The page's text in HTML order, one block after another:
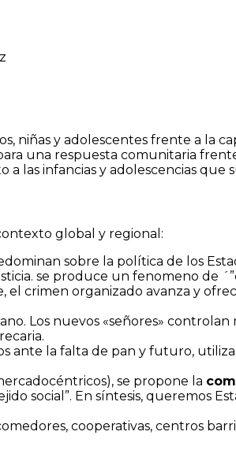
niñas y adolescentes frente a la
una respuesta comunitaria
las infancias y adolescencias que
global y regional:
sobre la política de los
se produce un fenomeno de
el crimen organizado avanza y
Los nuevos «señores» controlan
ante la falta de pan y futuro,
se propone la
social”. En síntesis, queremos
cooperativas, centros